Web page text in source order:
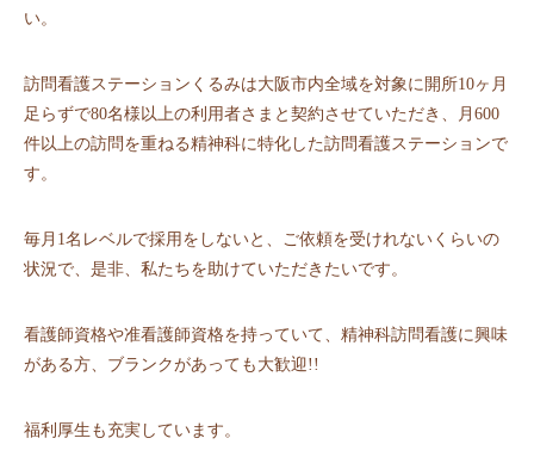
い。
訪問看護ステーションくるみは大阪市内全域を対象に開所10ヶ月
足らずで80名様以上の利用者さまと契約させていただき、月600
件以上の訪問を重ねる精神科に特化した訪問看護ステーションで
す。
毎月1名レベルで採用をしないと、ご依頼を受けれないくらいの
状況で、是非、私たちを助けていただきたいです。
看護師資格や准看護師資格を持っていて、精神科訪問看護に興味
がある方、ブランクがあっても大歓迎!!
福利厚生も充実しています。